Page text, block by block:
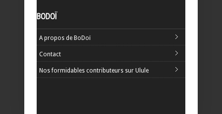
BODOÏ
A propos de BoDoï
Contact
Nos formidables contributeurs sur Ulule